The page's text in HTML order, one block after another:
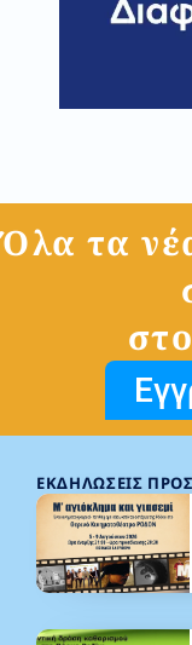
Όλα τα
ΕΚΔΗΛΏΣΕΙΣ